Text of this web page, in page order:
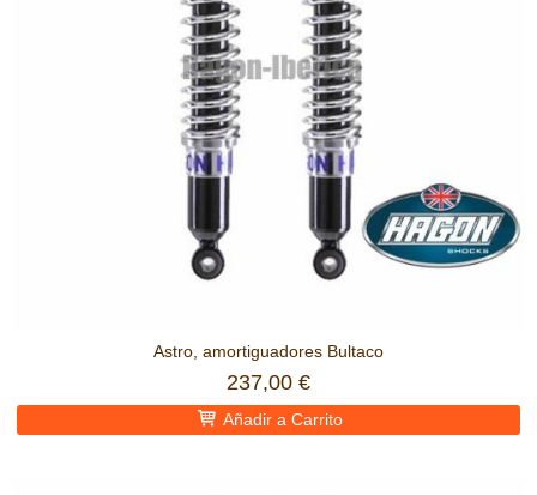
Astro, amortiguadores Bultaco
237,00 €
Añadir a Carrito